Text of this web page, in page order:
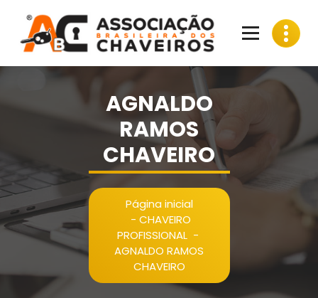
conteúdo
AGNALDO
RAMOS
CHAVEIRO
Página inicial
- CHAVEIRO
PROFISSIONAL-
AGNALDO RAMOS
CHAVEIRO